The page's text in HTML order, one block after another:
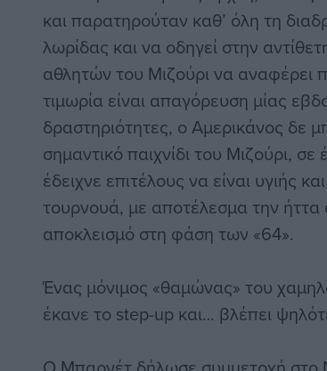
και παρατηρούταν καθ’ όλη τη
λωρίδας και να οδηγεί στην
αθλητών του Μιζούρι να αναφέρει
τιμωρία είναι απαγόρευση μίας
δραστηριότητες, ο Αμερικάνος δε
σημαντικό παιχνίδι του Μιζούρι,
έδειχνε επιτέλους να είναι υγιής
τουρνουά, με αποτέλεσμα την ήττα
αποκλεισμό στη φάση των «64».
Ένας μόνιμος «θαμώνας» του
έκανε το step-up και… βλέπει